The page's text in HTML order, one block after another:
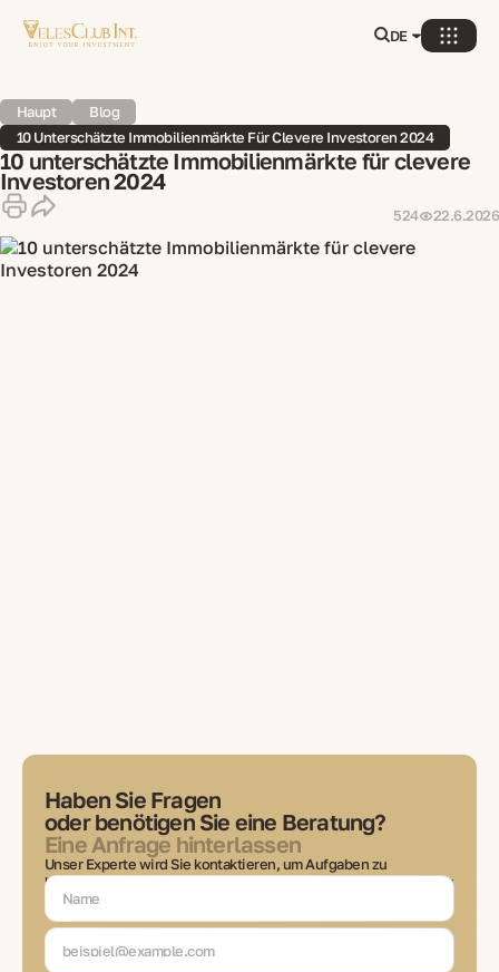
DE
Haupt
Blog
10 Unterschätzte Immobilienmärkte Für Clevere Investoren 2024
10 unterschätzte Immobilienmärkte für clevere
Investoren 2024
524 22.6.2026
Haben Sie Fragen
oder benötigen Sie eine Beratung?
Eine Anfrage hinterlassen
Unser Experte wird Sie kontaktieren, um Aufgaben zu
besprechen, Lösungen auszuwählen und Sie in jeder Phase der
Transaktion auf dem Laufenden zu halten.